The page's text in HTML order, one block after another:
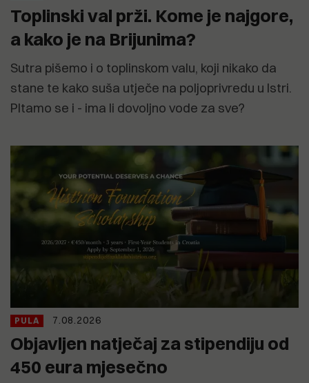
Toplinski val prži. Kome je najgore,
a kako je na Brijunima?
Sutra pišemo i o toplinskom valu, koji nikako da
stane te kako suša utječe na poljoprivredu u Istri.
PItamo se i - ima li dovoljno vode za sve?
PULA 7.08.2026
Objavljen natječaj za stipendiju od
450 eura mjesečno